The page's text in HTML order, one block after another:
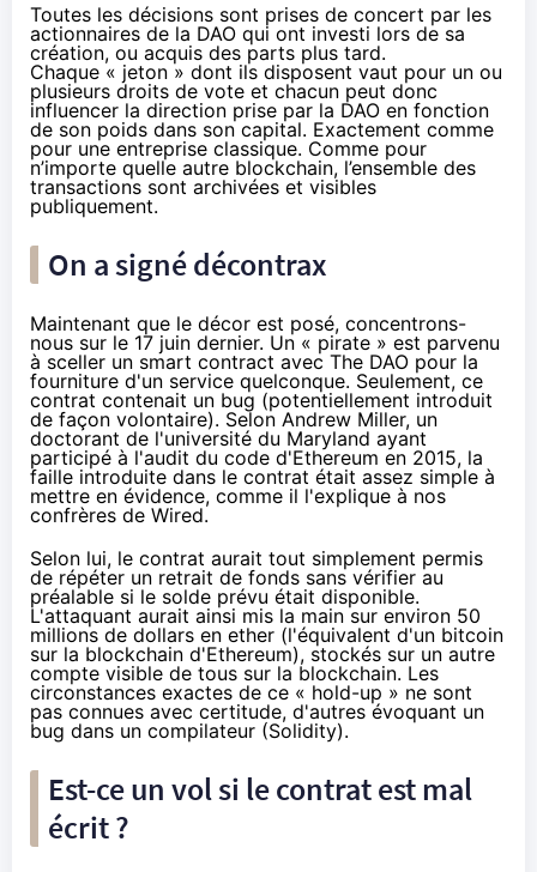
Toutes les décisions sont prises de concert par les
actionnaires de la DAO qui ont investi lors de sa
création, ou acquis des parts plus tard.
Chaque « jeton » dont ils disposent vaut pour un ou
plusieurs droits de vote et chacun peut donc
influencer la direction prise par la DAO en fonction
de son poids dans son capital. Exactement comme
pour une entreprise classique. Comme pour
n’importe quelle autre blockchain, l’ensemble des
transactions sont archivées et visibles
publiquement.
On a signé décontrax
Maintenant que le décor est posé, concentrons-
nous sur le 17 juin dernier. Un « pirate » est parvenu
à sceller un smart contract avec The DAO pour la
fourniture d'un service quelconque. Seulement, ce
contrat contenait un bug (potentiellement introduit
de façon volontaire). Selon Andrew Miller, un
doctorant de l'université du Maryland ayant
participé à l'audit du code d'Ethereum en 2015, la
faille introduite dans le contrat était assez simple à
mettre en évidence, comme il l'explique à nos
confrères de Wired.
Selon lui, le contrat aurait tout simplement permis
de répéter un retrait de fonds sans vérifier au
préalable si le solde prévu était disponible.
L'attaquant aurait ainsi mis la main sur environ 50
millions de dollars en ether (l'équivalent d'un bitcoin
sur la blockchain d'Ethereum), stockés sur un autre
compte visible de tous sur la blockchain. Les
circonstances exactes de ce « hold-up » ne sont
pas connues avec certitude, d'autres évoquant un
bug dans un compilateur (Solidity).
Est-ce un vol si le contrat est mal
écrit ?